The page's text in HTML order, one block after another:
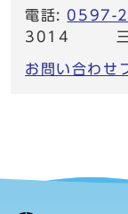
電話: 0597-
3014 三重
お問い合わせ